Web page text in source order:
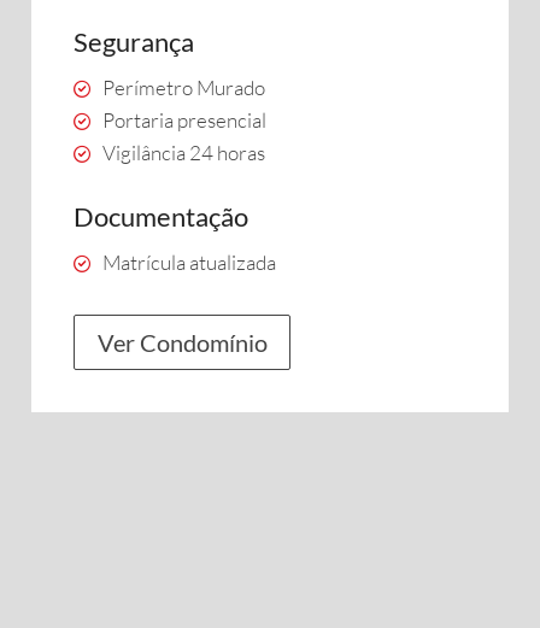
Segurança
Perímetro Murado
Portaria presencial
Vigilância 24 horas
Documentação
Matrícula atualizada
Ver Condomínio